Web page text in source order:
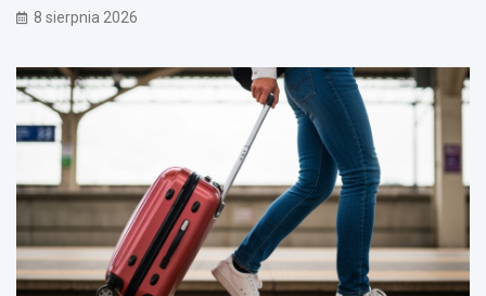
8 sierpnia 2026